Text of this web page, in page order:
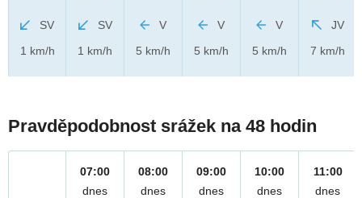
SV
1 km/h
SV
1 km/h
V
5 km/h
V
5 km/h
V
5 km/h
JV
7 km/h
Pravděpodobnost srážek na 48 hodin
07:00
dnes
08:00
dnes
09:00
dnes
10:00
dnes
11:00
dnes